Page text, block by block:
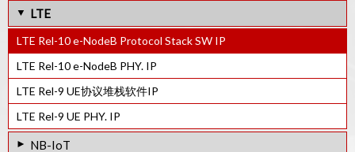
Sub-6 GHz 5G RF Transceiver IP
Sub-4 GHz 5G-4G 2x2 RF Transceiver IP
5G NR Rel-16 g-NodeB协议堆栈软件IP
5G NR Rel-16 g-NodeB PHY. IP
5G NR Rel-16 UE Protocol Stack SW IP
LTE
LTE Rel-10 e-NodeB Protocol Stack SW IP
LTE Rel-10 e-NodeB PHY. IP
LTE Rel-9 UE协议堆栈软件IP
LTE Rel-9 UE PHY. IP
NB-IoT